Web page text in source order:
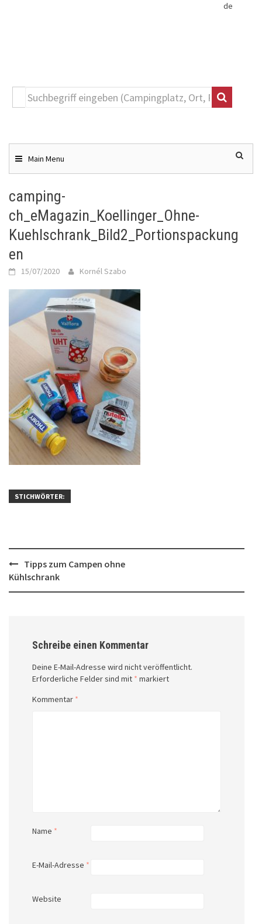
de
content Main Menu
camping-
ch_eMagazin_Koellinger_Ohne-
Kuehlschrank_Bild2_Portionspackung
en
15/07/2020 Kornél Szabo
STICHWÖRTER:
Post
navigation
Tipps zum Campen ohne
Kühlschrank
Schreibe einen Kommentar
Deine E-Mail-Adresse wird nicht veröffentlicht.
Erforderliche Felder sind mit * markiert
Kommentar *
Name *
E-Mail-Adresse *
Website